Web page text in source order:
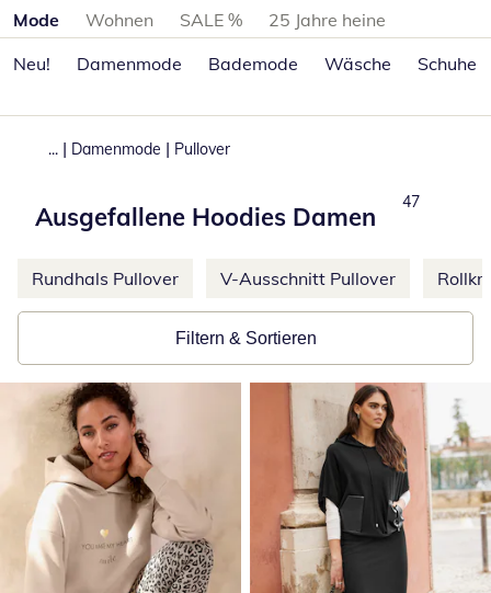
Produktkategorien überspringen
Mode Wohnen SALE %
25 Jahre heine
Neu!
Damenmode Bademode Wäsche Schuhe
... | Damenmode | Pullover
Ausgefallene Hoodies Damen
Total
47
Weitere Kategorien überspringen
Rundhals Pullover V-Ausschnitt Pullover
Filtern & Sortieren